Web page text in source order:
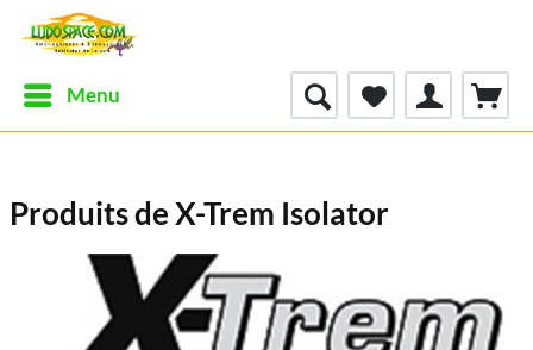
Menu
Produits de X-Trem Isolator